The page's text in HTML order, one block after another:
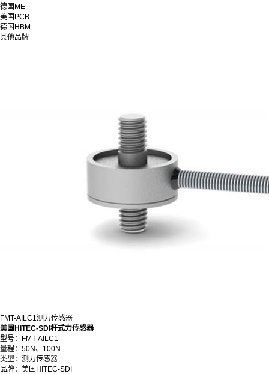
德国ME
美国PCB
德国HBM
其他品牌
FMT-AILC1测力传感器
美国HITEC-SDI杆式力传感器
型号：
FMT-AILC1
量程：50N、100N
类型：测力传感器
品牌：美国HITEC-SDI